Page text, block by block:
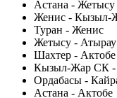
Астана - Жетысу
Женис - Кызыл-
Туран - Женис
Жетысу - Атырау
Шахтер - Актобе
Кызыл-Жар СК -
Ордабасы -
Астана - Актобе